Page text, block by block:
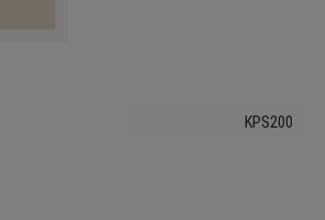
KPS200